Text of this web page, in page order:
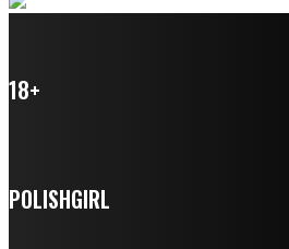
18+
POLISHGIRL